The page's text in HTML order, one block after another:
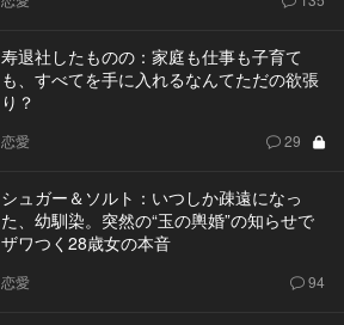
寿退社したものの：家庭も仕事も子育て
も、すべてを手に入れるなんてただの欲張
り？
恋愛 29
シュガー＆ソルト：いつしか疎遠になっ
た、幼馴染。突然の“玉の輿婚”の知らせで
ザワつく28歳女の本音
恋愛 94